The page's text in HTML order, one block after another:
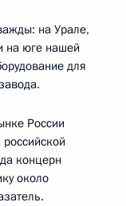
на Урале,
на юге нашей
для
России
российской
концерн
около